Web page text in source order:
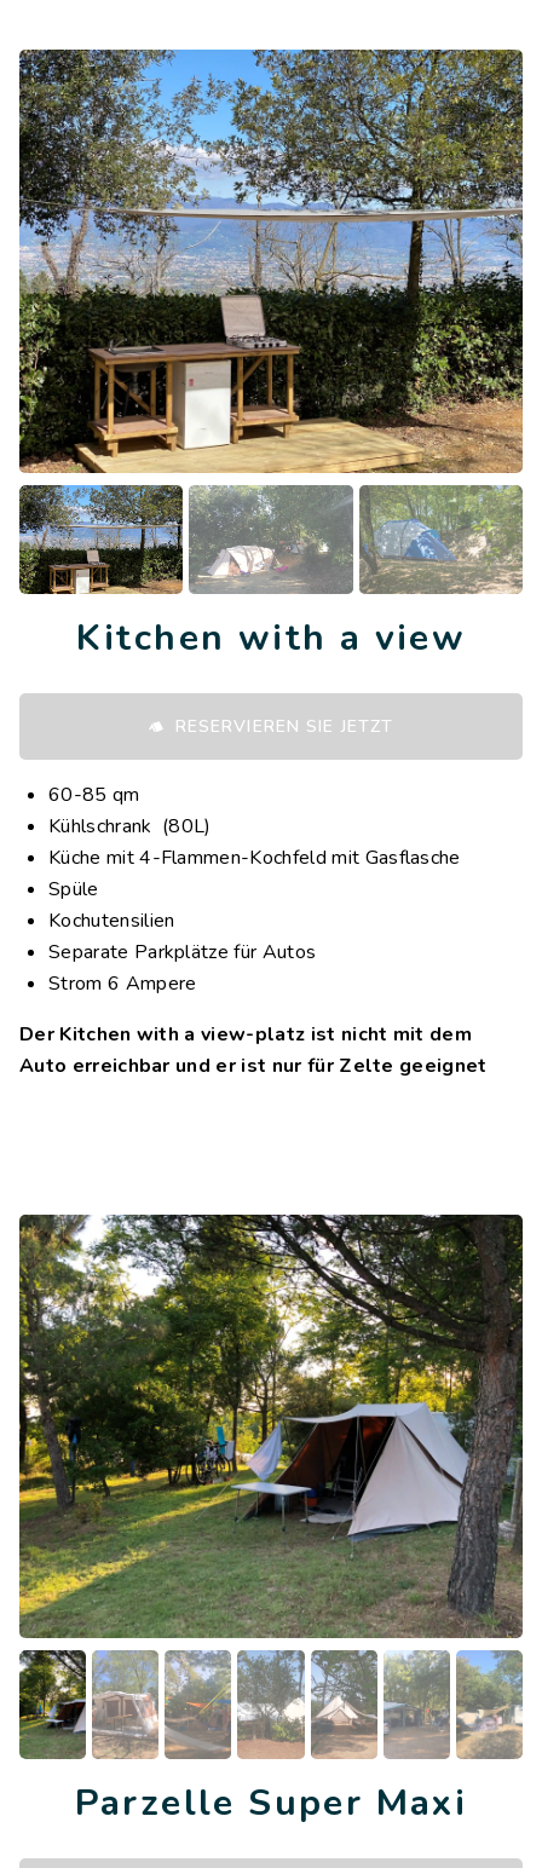
Kitchen with a view
RESERVIEREN SIE JETZT
60-85 qm
Kühlschrank (80L)
Küche mit 4-Flammen-Kochfeld mit Gasflasche
Spüle
Kochutensilien
Separate Parkplätze für Autos
Strom 6 Ampere
Der Kitchen with a view-platz ist nicht mit dem
Auto erreichbar und er ist nur für Zelte geeignet
Parzelle Super Maxi